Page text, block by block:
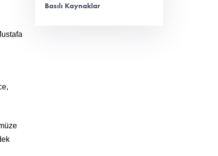
Basılı Kaynaklar